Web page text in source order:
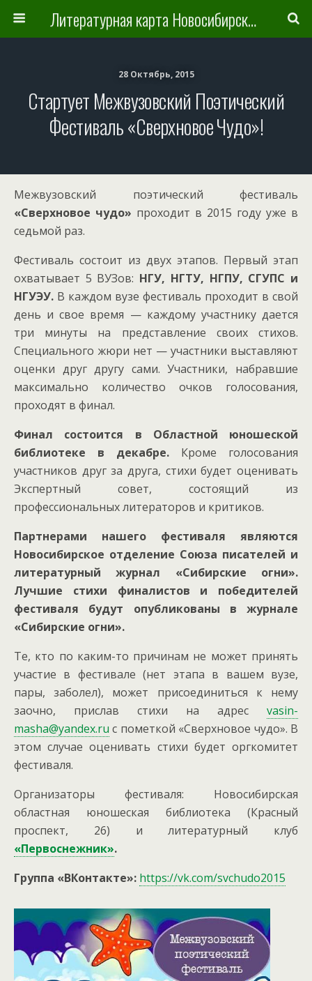
Литературная карта Новосибирска и Новосибирской области
28 Октябрь, 2015
Стартует Межвузовский Поэтический
Фестиваль «Сверхновое Чудо»!
Межвузовский поэтический фестиваль
«Сверхновое чудо» проходит в 2015 году уже в
седьмой раз.
Фестиваль состоит из двух этапов. Первый этап
охватывает 5 ВУЗов: НГУ, НГТУ, НГПУ, СГУПС и
НГУЭУ. В каждом вузе фестиваль проходит в свой
день и свое время — каждому участнику дается
три минуты на представление своих стихов.
Специального жюри нет — участники выставляют
оценки друг другу сами. Участники, набравшие
максимально количество очков голосования,
проходят в финал.
Финал состоится в Областной юношеской
библиотеке в декабре. Кроме голосования
участников друг за друга, стихи будет оценивать
Экспертный совет, состоящий из
профессиональных литераторов и критиков.
Партнерами нашего фестиваля являются
Новосибирское отделение Союза писателей и
литературный журнал «Сибирские огни».
Лучшие стихи финалистов и победителей
фестиваля будут опубликованы в журнале
«Сибирские огни».
Те, кто по каким-то причинам не может принять
участие в фестивале (нет этапа в вашем вузе,
пары, заболел), может присоединиться к нему
заочно, прислав стихи на адрес vasin-
masha@yandex.ru с пометкой «Сверхновое чудо». В
этом случае оценивать стихи будет оргкомитет
фестиваля.
Организаторы фестиваля: Новосибирская
областная юношеская библиотека (Красный
проспект, 26) и литературный клуб
«Первоснежник».
Группа «ВКонтакте»: https://vk.com/svchudo2015